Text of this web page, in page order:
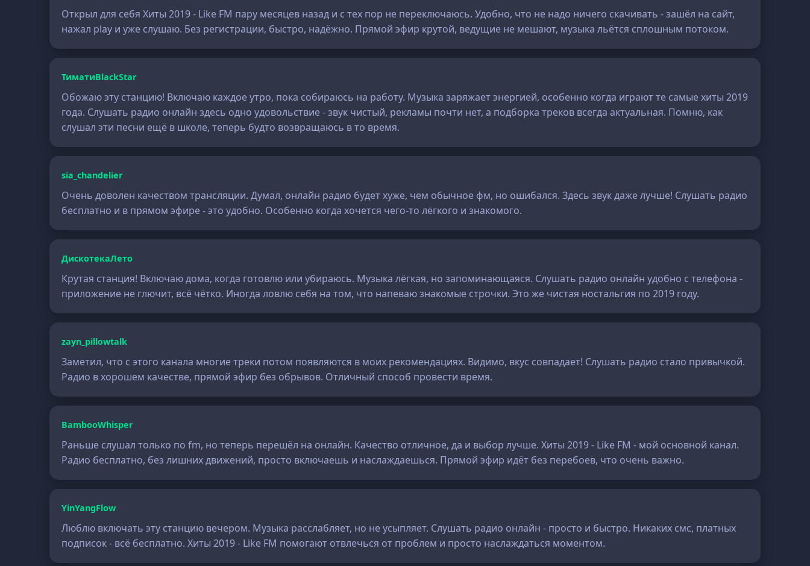
Открыл для себя Хиты 2019 - Like FM пару месяцев назад и с тех пор не переключаюсь. Удобно, что не надо ничего скачивать - зашёл на сайт,
нажал play и уже слушаю. Без регистрации, быстро, надёжно. Прямой эфир крутой, ведущие не мешают, музыка льётся сплошным потоком.
ТиматиBlackStar
Обожаю эту станцию! Включаю каждое утро, пока собираюсь на работу. Музыка заряжает энергией, особенно когда играют те самые хиты 2019
года. Слушать радио онлайн здесь одно удовольствие - звук чистый, рекламы почти нет, а подборка треков всегда актуальная. Помню, как
слушал эти песни ещё в школе, теперь будто возвращаюсь в то время.
sia_chandelier
Очень доволен качеством трансляции. Думал, онлайн радио будет хуже, чем обычное фм, но ошибался. Здесь звук даже лучше! Слушать радио
бесплатно и в прямом эфире - это удобно. Особенно когда хочется чего-то лёгкого и знакомого.
ДискотекаЛето
Крутая станция! Включаю дома, когда готовлю или убираюсь. Музыка лёгкая, но запоминающаяся. Слушать радио онлайн удобно с телефона -
приложение не глючит, всё чётко. Иногда ловлю себя на том, что напеваю знакомые строчки. Это же чистая ностальгия по 2019 году.
zayn_pillowtalk
Заметил, что с этого канала многие треки потом появляются в моих рекомендациях. Видимо, вкус совпадает! Слушать радио стало привычкой.
Радио в хорошем качестве, прямой эфир без обрывов. Отличный способ провести время.
BambooWhisper
Раньше слушал только по fm, но теперь перешёл на онлайн. Качество отличное, да и выбор лучше. Хиты 2019 - Like FM - мой основной канал.
Радио бесплатно, без лишних движений, просто включаешь и наслаждаешься. Прямой эфир идёт без перебоев, что очень важно.
YinYangFlow
Люблю включать эту станцию вечером. Музыка расслабляет, но не усыпляет. Слушать радио онлайн - просто и быстро. Никаких смс, платных
подписок - всё бесплатно. Хиты 2019 - Like FM помогают отвлечься от проблем и просто наслаждаться моментом.